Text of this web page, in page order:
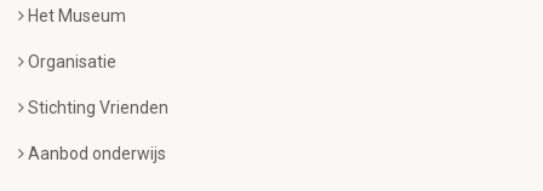
Het Museum
Organisatie
Stichting Vrienden
Aanbod onderwijs